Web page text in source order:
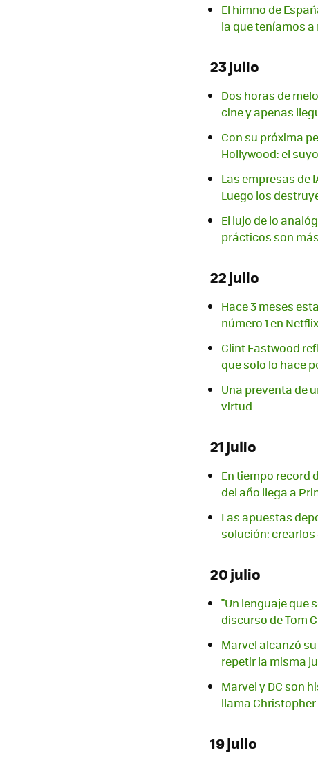
El himno de
la que teníamos a
23 julio
Dos horas de
cine y apenas
Con su próxima
Hollywood: el suyo
Las empresas de
Luego los
El lujo de lo
prácticos son
22 julio
Hace 3 meses
número 1 en Netflix
Clint Eastwood
que solo lo hace
Una preventa de
virtud
21 julio
En tiempo record
del año llega a
Las apuestas
solución:
20 julio
"Un lenguaje que
discurso de Tom
Marvel alcanzó
repetir la misma
Marvel y DC son
llama
19 julio